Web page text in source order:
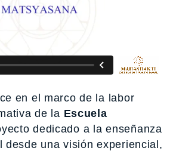
en el marco de la labor
de la Escuela
dedicado a la enseñanza
desde una visión experiencial,